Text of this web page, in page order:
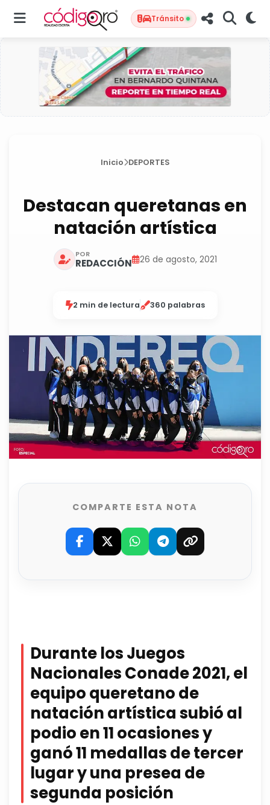
Tránsito
Inicio DEPORTES
Destacan queretanas en
natación artística
POR
REDACCIÓN 26 de agosto, 2021
2 min de lectura 360 palabras
COMPARTE ESTA NOTA
Durante los Juegos
Nacionales Conade 2021, el
equipo queretano de
natación artística subió al
podio en 11 ocasiones y
ganó 11 medallas de tercer
lugar y una presea de
segunda posición